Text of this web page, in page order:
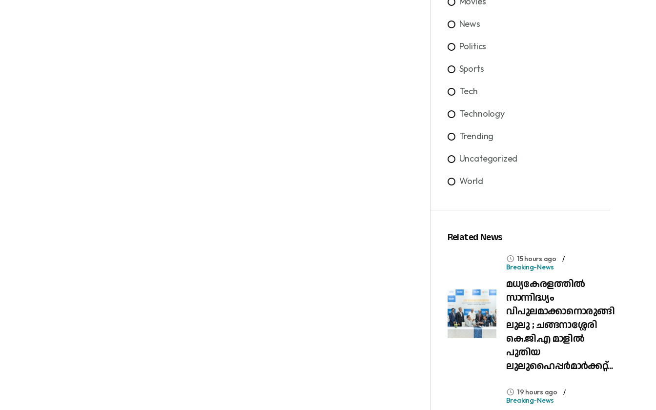
News
Politics
Sports
Tech
Technology
Trending
Uncategorized
World
Related News
15 hours ago
Breaking-News
മധ്യകേരളത്തിൽ
സാന്നിദ്ധ്യം
വിപുലമാക്കാനൊരുങ്ങി
ലുലു ; ചങ്ങനാശ്ശേരി
കെ.ജി.എ മാളിൽ
പുതിയ
ലുലുഹൈപ്പർമാർക്കറ്റ്...
19 hours ago
Breaking-News